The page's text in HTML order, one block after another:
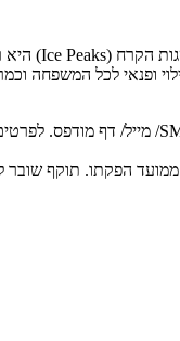
הקרח (Ice Peaks) היא
ופנאי לכל המשפחה